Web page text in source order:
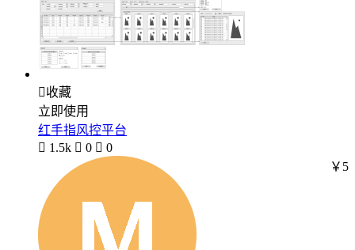
收藏
立即使用
红手指风控平台
 1.5k  0  0
￥5